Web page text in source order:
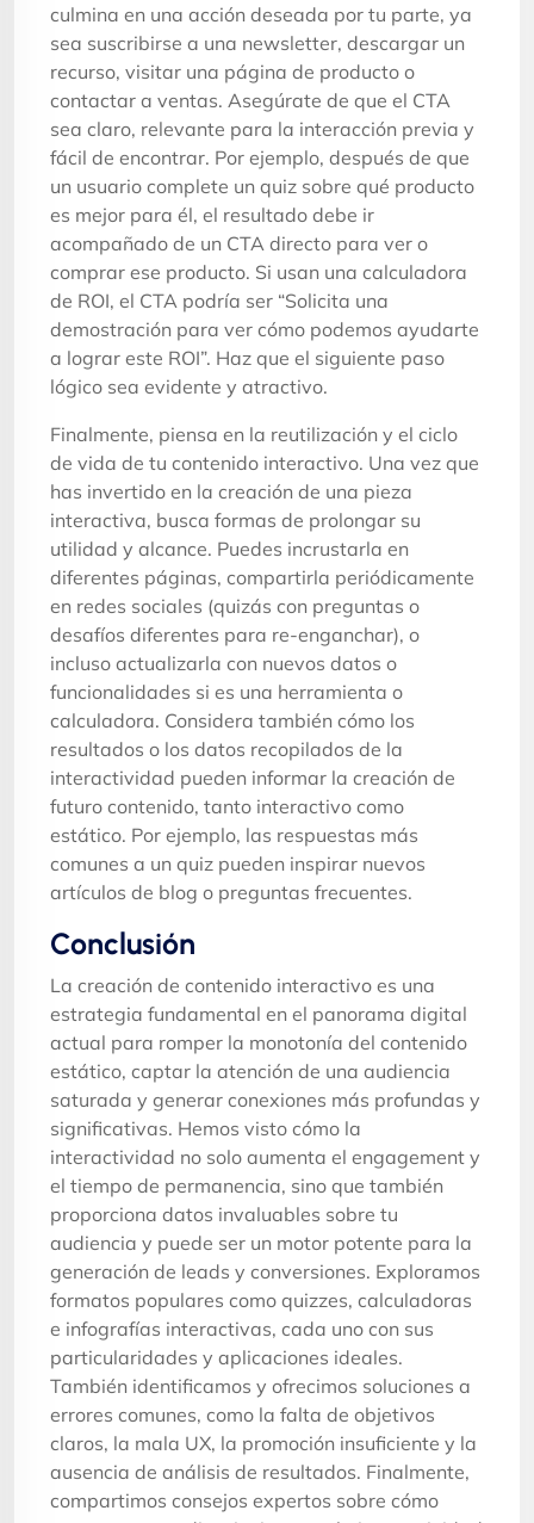
culmina en una acción deseada por tu parte, ya
sea suscribirse a una newsletter, descargar un
recurso, visitar una página de producto o
contactar a ventas. Asegúrate de que el CTA
sea claro, relevante para la interacción previa y
fácil de encontrar. Por ejemplo, después de que
un usuario complete un quiz sobre qué producto
es mejor para él, el resultado debe ir
acompañado de un CTA directo para ver o
comprar ese producto. Si usan una calculadora
de ROI, el CTA podría ser “Solicita una
demostración para ver cómo podemos ayudarte
a lograr este ROI”. Haz que el siguiente paso
lógico sea evidente y atractivo.
Finalmente, piensa en la reutilización y el ciclo
de vida de tu contenido interactivo. Una vez que
has invertido en la creación de una pieza
interactiva, busca formas de prolongar su
utilidad y alcance. Puedes incrustarla en
diferentes páginas, compartirla periódicamente
en redes sociales (quizás con preguntas o
desafíos diferentes para re-enganchar), o
incluso actualizarla con nuevos datos o
funcionalidades si es una herramienta o
calculadora. Considera también cómo los
resultados o los datos recopilados de la
interactividad pueden informar la creación de
futuro contenido, tanto interactivo como
estático. Por ejemplo, las respuestas más
comunes a un quiz pueden inspirar nuevos
artículos de blog o preguntas frecuentes.
Conclusión
La creación de contenido interactivo es una
estrategia fundamental en el panorama digital
actual para romper la monotonía del contenido
estático, captar la atención de una audiencia
saturada y generar conexiones más profundas y
significativas. Hemos visto cómo la
interactividad no solo aumenta el engagement y
el tiempo de permanencia, sino que también
proporciona datos invaluables sobre tu
audiencia y puede ser un motor potente para la
generación de leads y conversiones. Exploramos
formatos populares como quizzes, calculadoras
e infografías interactivas, cada uno con sus
particularidades y aplicaciones ideales.
También identificamos y ofrecimos soluciones a
errores comunes, como la falta de objetivos
claros, la mala UX, la promoción insuficiente y la
ausencia de análisis de resultados. Finalmente,
compartimos consejos expertos sobre cómo